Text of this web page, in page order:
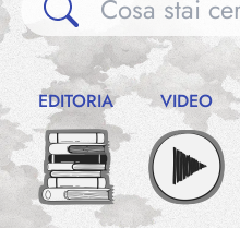
Gallerie
Notizie
EDITORIA VIDEO